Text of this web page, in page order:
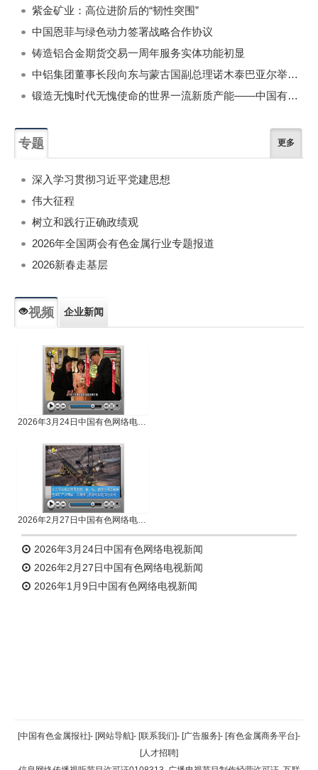
紫金矿业：高位进阶后的“韧性突围”
中国恩菲与绿色动力签署战略合作协议
铸造铝合金期货交易一周年服务实体功能初显
中铝集团董事长段向东与蒙古国副总理诺木泰巴亚尔举行会谈
锻造无愧时代无愧使命的世界一流新质产能——中国有色金属工业的战略应对与破局之道（二）
专题 更多
深入学习贯彻习近平党建思想
伟大征程
树立和践行正确政绩观
2026年全国两会有色金属行业专题报道
2026新春走基层
视频 企业新闻
2026年3月24日中国有色网络电视新闻
2026年2月27日中国有色网络电视新闻
2026年3月24日中国有色网络电视新闻
2026年2月27日中国有色网络电视新闻
2026年1月9日中国有色网络电视新闻
返回顶部
返回首页
[中国有色金属报社]- [网站导航]- [联系我们]- [广告服务]- [有色金属商务平台]-
[人才招聘]